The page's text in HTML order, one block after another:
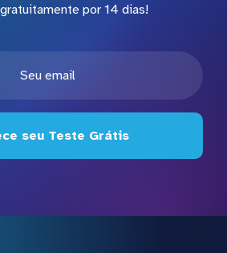
por 14 dias!
seu Teste Grátis